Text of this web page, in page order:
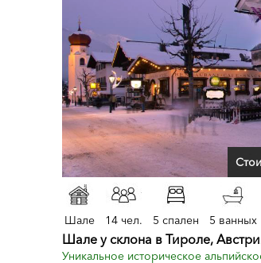
Шале 14 чел. 5 спален 5 ванных
Шале у склона в Тироле,
Уникальное историческое